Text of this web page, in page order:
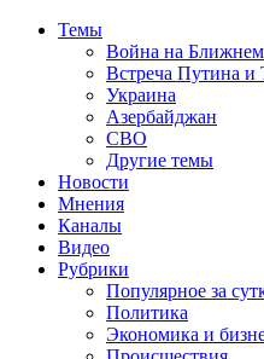
Темы
Война на
Встреча Путина и
Украина
Азербайджан
СВО
Другие темы
Новости
Мнения
Каналы
Видео
Рубрики
Популярное за
Политика
Экономика и